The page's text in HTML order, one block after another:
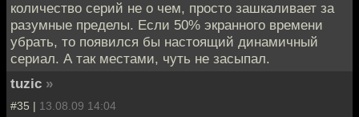
количество серий не о чем, просто зашкаливает за
разумные пределы. Если 50% экранного времени
убрать, то появился бы настоящий динамичный
сериал. А так местами, чуть не засыпал.
tuzic »
#35 | 13.08.09 14:04